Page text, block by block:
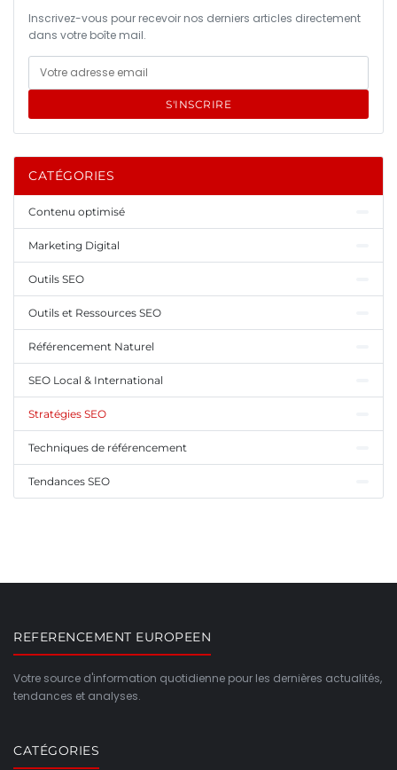
Inscrivez-vous pour recevoir nos derniers articles directement
dans votre boîte mail.
S'INSCRIRE
CATÉGORIES
Contenu optimisé
Marketing Digital
Outils SEO
Outils et Ressources SEO
Référencement Naturel
SEO Local & International
Stratégies SEO
Techniques de référencement
Tendances SEO
REFERENCEMENT EUROPEEN
Votre source d'information quotidienne pour les dernières actualités,
tendances et analyses.
CATÉGORIES